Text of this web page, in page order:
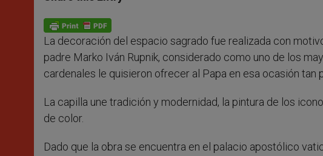
s
p
p
e
g
e
r
b
o
k
La decoración del espacio sagrado fue realizada con
padre Marko Iván Rupnik, considerado como uno de los
cardenales le quisieron ofrecer al Papa en esa ocasión tan
La capilla une tradición y modernidad, la pintura de los
de color.
Dado que la obra se encuentra en el palacio apostólico